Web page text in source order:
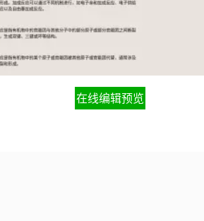
在线编辑预览